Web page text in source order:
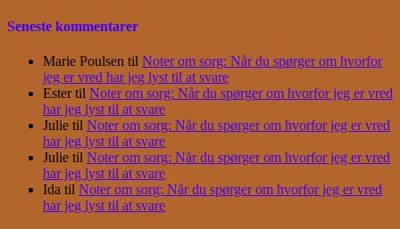
Seneste kommentarer
Marie Poulsen til Noter om sorg: Når du spørger om hvorfor
jeg er vred har jeg lyst til at svare
Estertil Noter om sorg: Når du spørger om hvorfor jeg er vred
har jeg lyst til at svare
Julie til Noter om sorg: Når du spørger om hvorfor jeg er vred
har jeg lyst til at svare
Julie til Noter om sorg: Når du spørger om hvorfor jeg er vred
har jeg lyst til at svare
Ida til Noter om sorg: Når du spørger om hvorfor jeg er vred
har jeg lyst til at svare